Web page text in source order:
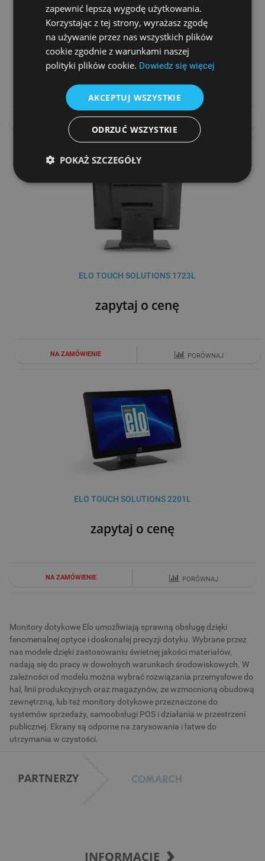
ELO TOUCH SOLUTIONS 1717L REWIZJA B
zapytaj o cenę
NA ZAMÓWIENIE PORÓWNAJ
ELO TOUCH SOLUTIONS 1723L
zapytaj o cenę
NA ZAMÓWIENIE PORÓWNAJ
ELO TOUCH SOLUTIONS 2201L
zapytaj o cenę
NA ZAMÓWIENIE PORÓWNAJ
Monitory dotykowe Elo umożliwiają sprawną obsługę dzięki
fenomenalnej optyce i doskonałej precyzji dotyku. Wybrane przez
nas modele dzięki zastosowaniu świetnej jakości materiałów,
nadają się do pracy w dowolnych warunkach środowiskowych. W
zależności od modelu można wybrać rozwiązania przemysłowe do
hal, linii produkcyjnych oraz magazynów, ze wzmocnioną obudową
zewnętrzną, lub też monitory dotykowe przeznaczone do
systemów sprzedaży, samoobsługi POS i działania w przestrzeni
publicznej. Ekrany są odporne na zarysowania i łatwe do
utrzymania w czystości.
PARTNERZY
INFORMACJE
zapewnić lepszą wygodę użytkowania.
Korzystając z tej strony, wyrażasz zgodę
na używanie przez nas wszystkich plików
cookie zgodnie z warunkami naszej
polityki plików cookie. Dowiedz się więcej
AKCEPTUJ WSZYSTKIE
ODRZUĆ WSZYSTKIE
POKAŻ SZCZEGÓŁY